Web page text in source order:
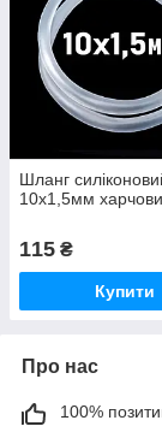
Шланг
10х1,5мм
115 ₴
Купити
Про нас
100%